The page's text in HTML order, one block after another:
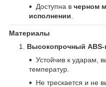
Доступна в черном
исполнении
Материалы
Высокопрочный ABS-
Устойчив к ударам,
температур.
Не трескается и не